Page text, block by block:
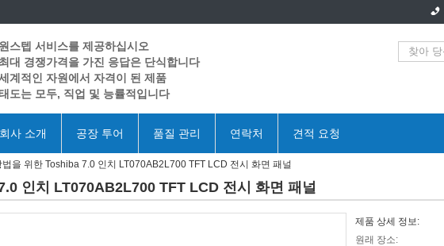
원스텝 서비스를 제공하십시오
최대 경쟁가격을 가진 응답은 단식합니다
계적인 자원에서 자격이 된 제품
도는 모두, 직업 및 능률적입니다
회사 소개 공장 투어 품질 관리 연락처 견적 요청
법을 위한 Toshiba 7.0 인치 LT070AB2L700 TFT LCD 전시 화면 패널
인치 LT070AB2L700 TFT LCD 전시 화면 패널
제품 상세 정보:
원래 장소: